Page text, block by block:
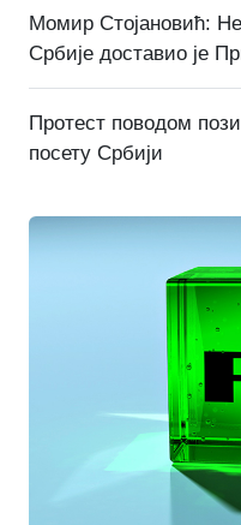
Момир Стојановић:
Србије доставио је
Протест поводом
посету Србији